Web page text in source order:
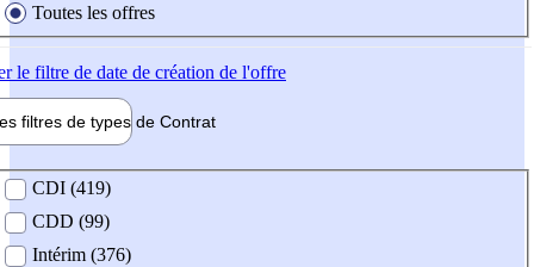
Toutes les offres
le filtre de date de création de l'offre
filtres de types de Contrat
contrat
CDI (419)
CDD (99)
Intérim (376)